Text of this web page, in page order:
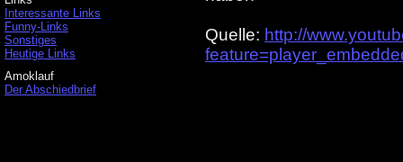
Interessante Links
Funny-Links
Sonstiges
Heutige Links
Amoklauf
Der Abschiedbrief
Quelle: http://